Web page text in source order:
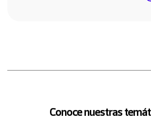
Conoce nuestras